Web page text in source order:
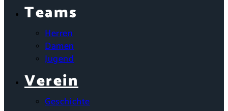
Teams
Herren
Damen
Jugend
Verein
Geschichte